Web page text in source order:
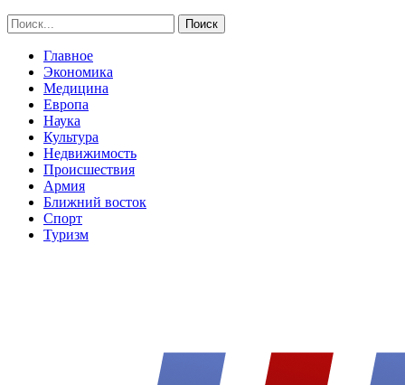
Главное
Экономика
Медицина
Европа
Наука
Культура
Недвижимость
Происшествия
Армия
Ближний восток
Спорт
Туризм